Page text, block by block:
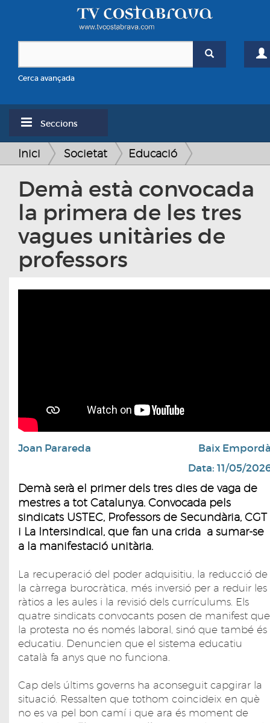
Cerca avançada
Seccions
Inici Societat Educació
Demà està convocada
la primera de les tres
vagues unitàries de
professors
Joan Parareda
Baix
Data: 11/05/
Demà serà el primer dels tres dies de vaga de
mestres a tot Catalunya. Convocada pels
sindicats USTEC, Professors de Secundària, CGT
i La Intersindical, que fan una crida a sumar-se
a la manifestació unitària.
La recuperació del poder adquisitiu, la reducció de
la càrrega burocràtica, més inversió per a reduir les
ràtios a les aules i la revisió dels currículums. Els
quatre sindicats convocants posen de manifest que
la protesta no és només laboral, sinó que també és
educatiu. Denuncien que el sistema educatiu
català fa anys que no funciona.
Cap dels últims governs ha aconseguit capgirar la
situació. Ressalten que tothom coincideix en què
no es va pel bon camí i que ara és moment de